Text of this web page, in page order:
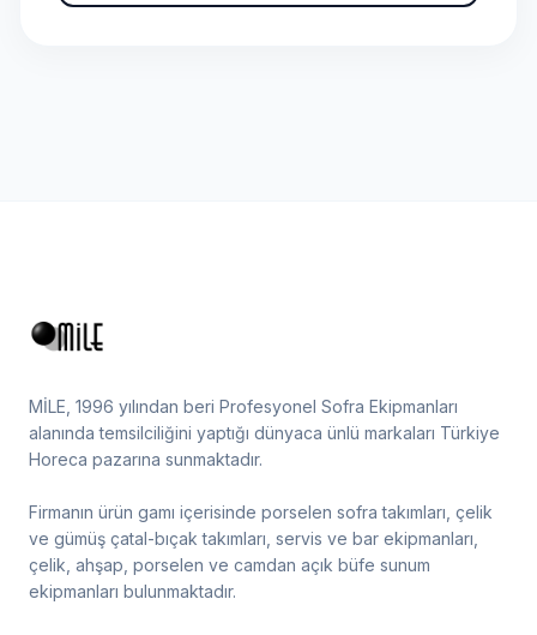
MİLE, 1996 yılından beri Profesyonel Sofra Ekipmanları
alanında temsilciliğini yaptığı dünyaca ünlü markaları Türkiye
Horeca pazarına sunmaktadır.
Firmanın ürün gamı içerisinde porselen sofra takımları, çelik
ve gümüş çatal-bıçak takımları, servis ve bar ekipmanları,
çelik, ahşap, porselen ve camdan açık büfe sunum
ekipmanları bulunmaktadır.